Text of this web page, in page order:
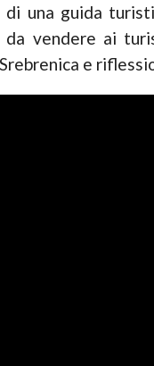
di una guida
da vendere ai
e